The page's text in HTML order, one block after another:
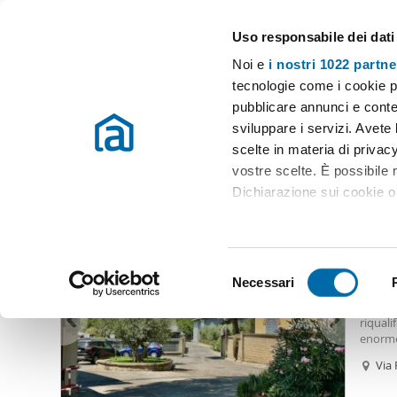
Uso responsabile dei dati
Noi e i nostri 1022
tecnologie come i cookie
pubblicare annunci e
sviluppare i servizi.
scelte in materia di
vostre scelte. È possibile
Dichiarazione sui cookie
Identificare il tuo
(impronte digitali).
Approfondisci come
dettagli. Puoi modificare
Utilizziamo i cookie per
e
e
z
i
Necessari
Case e appartamenti in affitto in tutta Italia
Scegli la zona
Affitto Roma Appartamenti Affitto Roma
Appartamenti affitto parco dei medici Roma (15
Via